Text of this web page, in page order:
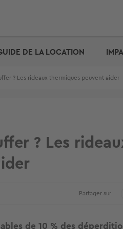
Investir
Défiscalisation
Outils
Check-lists location
Outils
Dossier Loi Pinel
Estimez vos frais de
ENGIE : déménagez facile
Outils
Estimation appartement
DE LA LOCATION
? Les rideaux thermiques peuvent aider
? Les
Partager sur
de 10 % des